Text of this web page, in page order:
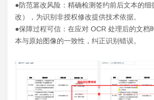
●防范篡改风险：精确检测签约前后文本的细
改），为识别非授权修改提供技术依据。
●保障过程可信：在应对 OCR 处理后的文档
本与原始图像的一致性，纠正识别错误。